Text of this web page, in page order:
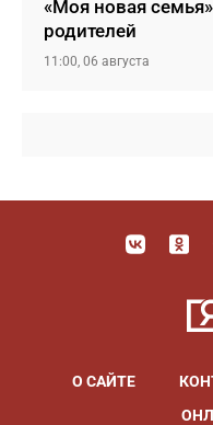
«Моя новая
родителей
11:00, 06 августа
О САЙТЕ